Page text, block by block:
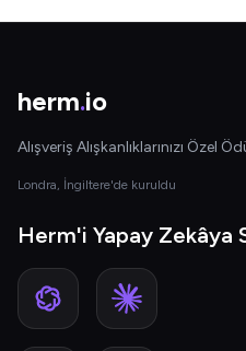
herm.io
Alışveriş Alışkanlıklarınızı Özel
Londra, İngiltere'de kuruldu
Herm'i Yapay Zekâya